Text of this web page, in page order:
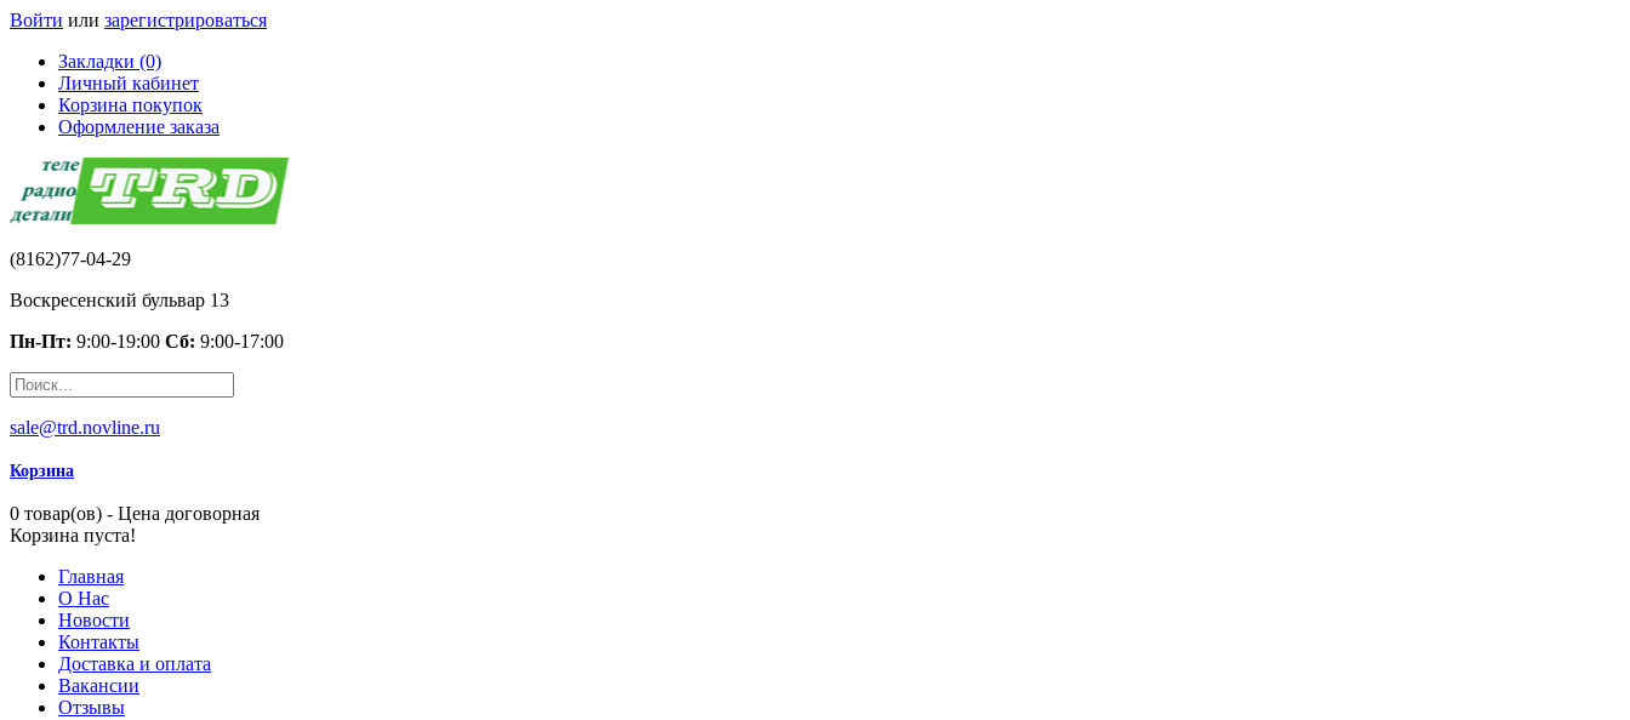
Войти или зарегистрироваться
Закладки (0)
Личный кабинет
Корзина покупок
Оформление заказа
(8162)77-04-29
Воскресенский бульвар 13
Пн-Пт: 9:00-19:00 Сб: 9:00-17:00
sale@trd.novline.ru
Корзина
0 товар(ов) - Цена договорная
Корзина пуста!
Главная
О Нас
Новости
Контакты
Доставка и оплата
Вакансии
Отзывы